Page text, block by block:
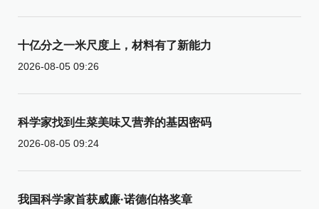
十亿分之一米尺度上，材料有了新能力
2026-08-05 09:26
科学家找到生菜美味又营养的基因密码
2026-08-05 09:24
我国科学家首获威廉·诺德伯格奖章